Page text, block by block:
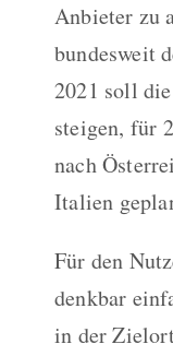
Anbieter zu
bundesweit
2021 soll
steigen, für
nach
Italien
Für den
denkbar
in der